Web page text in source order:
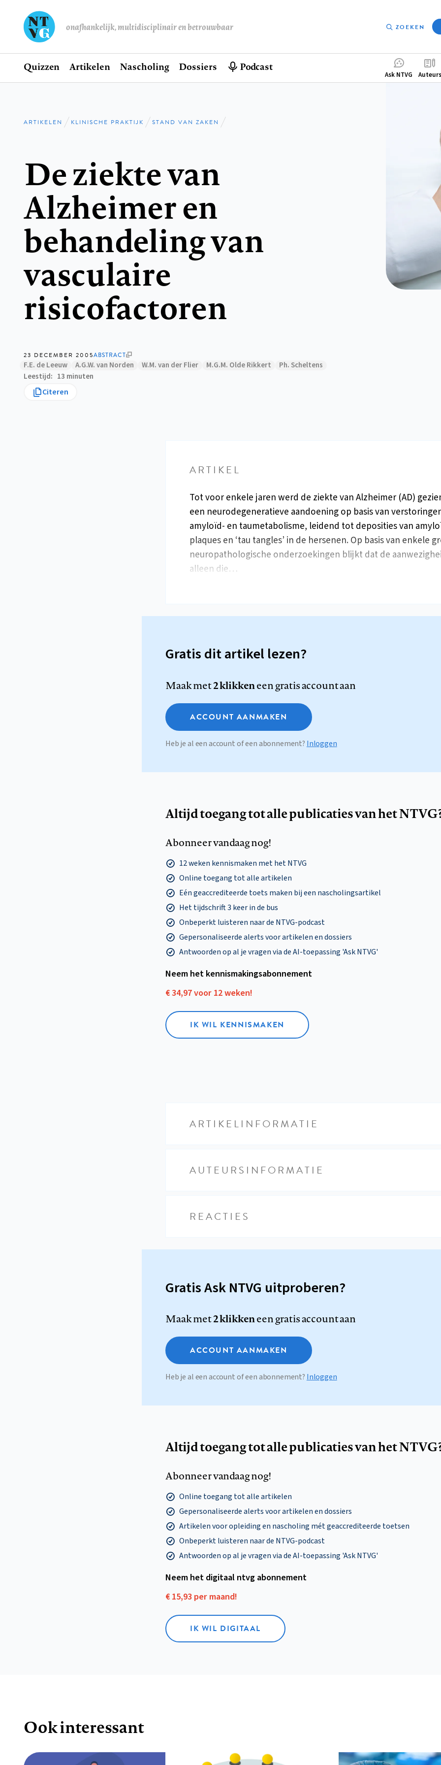
onafhankelijk, multidisciplinair en betrouwbaar ZOEKEN
Hoofdnavigatie
Home
Quizzen Artikelen Nascholing Dossiers Podcast
Ask NTVG Auteurs
Kruimelpad
ARTIKELEN KLINISCHE PRAKTIJK STAND VAN ZAKEN
De ziekte van
Alzheimer en
behandeling van
vasculaire
risicofactoren
23 DECEMBER 2005ABSTRACT
F.E. de Leeuw A.G.W. van Norden W.M. van der Flier M.G.M. Olde Rikkert
Ph. Scheltens
Leestijd
13 minuten
Citeren
ARTIKEL
Tot voor enkele jaren werd de ziekte van Alzheimer (AD)
een neurodegeneratieve aandoening op basis van
amyloïd- en taumetabolisme, leidend tot deposities van
plaques en ‘tau tangles’ in de hersenen. Op basis van enkele
neuropathologische onderzoekingen blijkt dat de
alleen die…
Gratis dit artikel lezen?
Maak met2 klikkeneen gratis account aan
ACCOUNT AANMAKEN
Heb je al een account of een abonnement? Inloggen
Altijd toegang tot alle publicaties van het
Abonneer vandaag nog!
12 weken kennismaken met het NTVG
Online toegang tot alle artikelen
Eén geaccrediteerde toets maken bij een nascholingsartikel
Het tijdschrift 3 keer in de bus
Onbeperkt luisteren naar de NTVG-podcast
Gepersonaliseerde alerts voor artikelen en dossiers
Antwoorden op al je vragen via de AI-toepassing 'Ask NTVG'
Neem het kennismakings­abonnement
€ 34,97 voor 12 weken!
IK WIL KENNISMAKEN
ARTIKELINFORMATIE
AUTEURSINFORMATIE
REACTIES
Gratis Ask NTVG uitproberen?
Maak met2 klikkeneen gratis account aan
ACCOUNT AANMAKEN
Heb je al een account of een abonnement? Inloggen
Altijd toegang tot alle publicaties van het
Abonneer vandaag nog!
Online toegang tot alle artikelen
Gepersonaliseerde alerts voor artikelen en dossiers
Artikelen voor opleiding en nascholing mét geaccrediteerde toetsen
Onbeperkt luisteren naar de NTVG-podcast
Antwoorden op al je vragen via de AI-toepassing 'Ask NTVG'
Neem het digitaal ntvg abonnement
€ 15,93 per maand!
IK WIL DIGITAAL
Ook interessant